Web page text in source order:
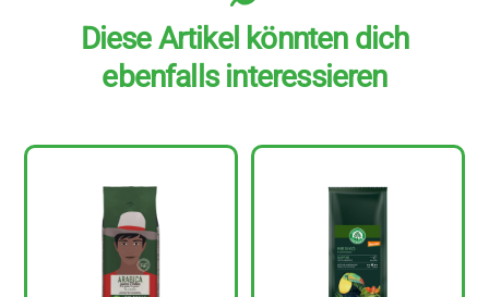
Diese Artikel könnten dich
ebenfalls interessieren